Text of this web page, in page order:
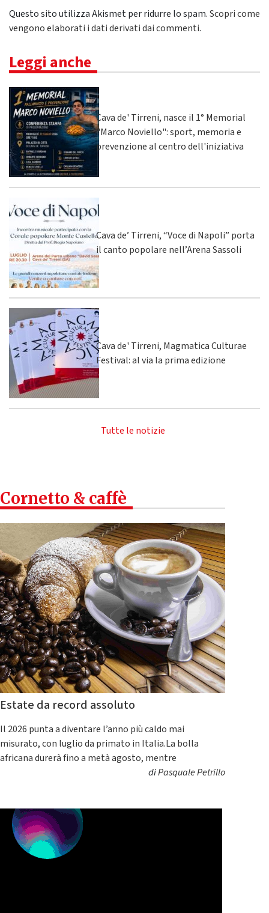
Questo sito utilizza Akismet per ridurre lo spam.Scopri come
vengono elaborati i dati derivati dai commenti.
Leggi anche
Cava de' Tirreni, nasce il 1° Memorial
"Marco Noviello": sport, memoria e
prevenzione al centro dell'iniziativa
Cava de’ Tirreni, “Voce di Napoli” porta
il canto popolare nell’Arena Sassoli
Cava de' Tirreni, Magmatica Culturae
Festival: al via la prima edizione
Tutte le notizie
Cornetto & caffè
Estate da record assoluto
Il 2026 punta a diventare l’anno più caldo mai
misurato, con luglio da primato in Italia.La bolla
africana durerà fino a metà agosto, mentre
diPasquale Petrillo